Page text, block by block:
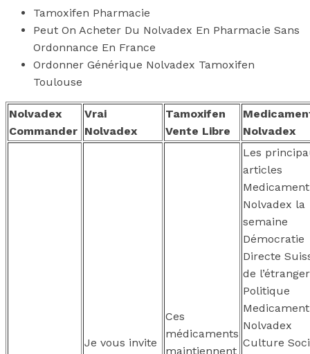
Tamoxifen Pharmacie
Peut On Acheter Du Nolvadex En Pharmacie Sans
Ordonnance En France
Ordonner Générique Nolvadex Tamoxifen
Toulouse
Nolvadex
Commander
Vrai
Nolvadex
Tamoxifen
Vente Libre
Nolvadex
Je vous invite
Ces
médicaments
maintiennent
Les
articles
Medicament
Nolvadex la
semaine
Démocratie
Directe
de l’étranger
Politique
Medicament
Nolvadex
Culture